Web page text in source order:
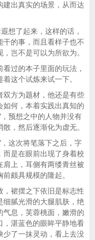
建出真实的场景，从而达
想了起来，这样的话，
干的事，而且看样子也不
岂不是可以为所欲为。
过的本子里面的玩法，
这个试炼来试一下。
方为题材，他还是有些
何，本着实践出真知的
预想之中的人物并没有
，然后逐渐化为虚无。
这次将笔落下之后，字
是在眼前出现了身着校
肩上，耳侧有两缕青丝被
颇具规模的隆起。
裙摆之下依旧是标志性
细腻光滑的大腿肌肤，绝
气息，芙蓉桃面，嫩滑的
，湛蓝色的眼眸平静地看
少了一抹灵动，看上去没